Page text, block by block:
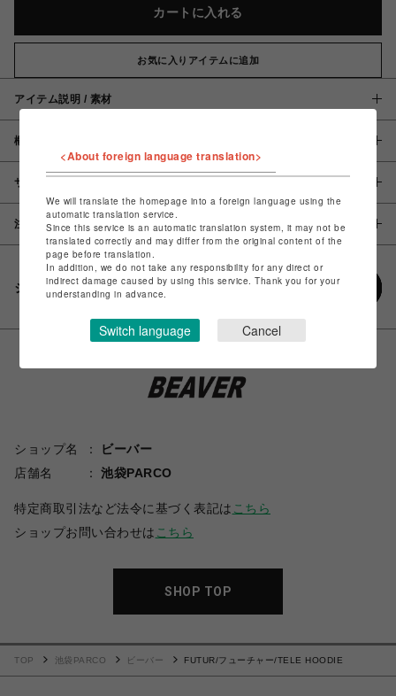
カートに入れる
お気に入りアイテムに追加
アイテム説明 / 素材
概要
サイズ
注意事項
シェアする
ショップ名
ビーバー
店舗名
池袋PARCO
特定商取引法など法令に基づく表記は こちら
ショップお問い合わせは こちら
SHOP TOP
TOP 池袋PARCO ビーバー FUTUR/フューチャー/TELE HOODIE
<About foreign language translation>
We will translate the homepage into a foreign language using the
automatic translation service.
Since this service is an automatic translation system, it may not be
translated correctly and may differ from the original content of the
page before translation.
In addition, we do not take any responsibility for any direct or
indirect damage caused by using this service. Thank you for your
understanding in advance.
Switch language Cancel